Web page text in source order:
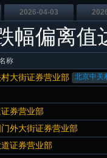
2026-04-03
幅偏离值
称
大街证券营业部 北京中关
券营业部
外大街证券营业部
证券营业部